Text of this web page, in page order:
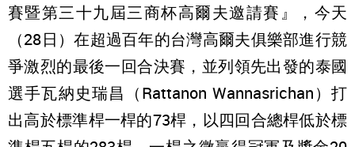
賽暨第三十九屆三商杯高爾夫邀請賽』，今天
（28日）在超過百年的台灣高爾夫俱樂部進行競
爭激烈的最後一回合決賽，並列領先出發的泰國
選手瓦納史瑞昌（Rattanon Wannasrichan）打
出高於標準桿一桿的73桿，以四回合總桿低於標